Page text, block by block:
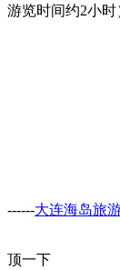
游览时间约2小
------大连海岛旅
顶一下